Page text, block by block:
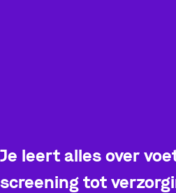
Je leert alles over
screening tot